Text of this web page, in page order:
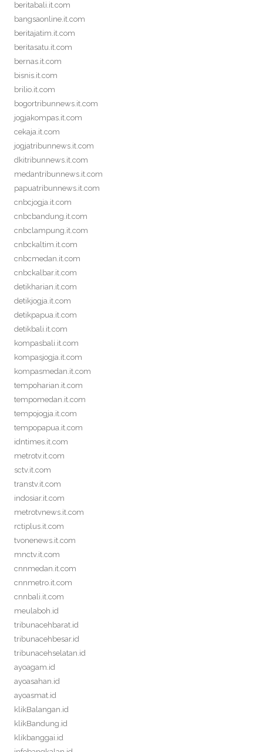
beritabali.it.com
bangsaonline.it.com
beritajatim.it.com
beritasatu.it.com
bernas.it.com
bisnis.it.com
brilio.it.com
bogortribunnews.it.com
jogjakompas.it.com
cekaja.it.com
jogjatribunnews.it.com
dkitribunnews.it.com
medantribunnews.it.com
papuatribunnews.it.com
cnbcjogja.it.com
cnbcbandung.it.com
cnbclampung.it.com
cnbckaltim.it.com
cnbcmedan.it.com
cnbckalbar.it.com
detikharian.it.com
detikjogja.it.com
detikpapua.it.com
detikbali.it.com
kompasbali.it.com
kompasjogja.it.com
kompasmedan.it.com
tempoharian.it.com
tempomedan.it.com
tempojogja.it.com
tempopapua.it.com
idntimes.it.com
metrotv.it.com
sctv.it.com
transtv.it.com
indosiar.it.com
metrotvnews.it.com
rctiplus.it.com
tvonenews.it.com
mnctv.it.com
cnnmedan.it.com
cnnmetro.it.com
cnnbali.it.com
meulaboh.id
tribunacehbarat.id
tribunacehbesar.id
tribunacehselatan.id
ayoagam.id
ayoasahan.id
ayoasmat.id
klikBalangan.id
klikBandung.id
klikbanggai.id